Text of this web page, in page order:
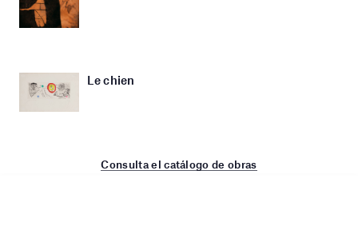
Le chien
Consulta el catálogo de obras